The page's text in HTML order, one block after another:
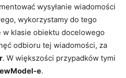
wysyłanie wiadomości
wykorzystamy do tego
w klasie obiektu docelowego
odbioru tej wiadomości, za
. W większości przypadków tymi
e.